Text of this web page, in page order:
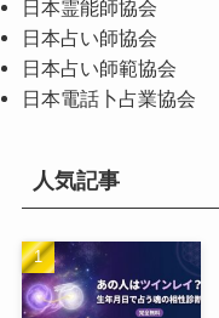
日本霊能師協会
日本占い師協会
日本占い師範協会
日本電話卜占業協会
人気記事